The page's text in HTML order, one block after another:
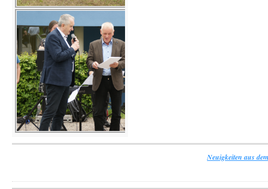
Neuigkeiten aus